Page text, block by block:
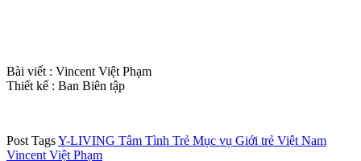
Bài viết : Vincent Việt Phạm
Thiết kế : Ban Biên tập
Post TagsY-LIVING Tâm Tình Trẻ Mục vụ Giới trẻ Việt Nam
Vincent Việt Phạm